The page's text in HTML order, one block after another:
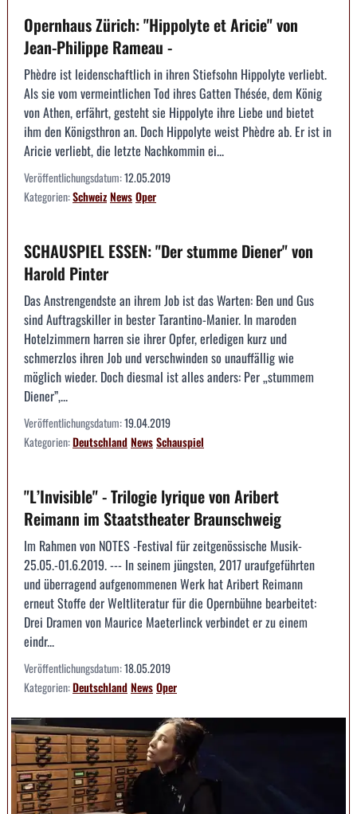
Opernhaus Zürich: "Hippolyte et Aricie" von
Jean-Philippe Rameau -
Phèdre ist leidenschaftlich in ihren Stiefsohn Hippolyte verliebt.
Als sie vom vermeintlichen Tod ihres Gatten Thésée, dem König
von Athen, erfährt, gesteht sie Hippolyte ihre Liebe und bietet
ihm den Königsthron an. Doch Hippolyte weist Phèdre ab. Er ist in
Aricie verliebt, die letzte Nachkommin ei...
Veröffentlichungsdatum:12.05.2019
Kategorien:SchweizNewsOper
SCHAUSPIEL ESSEN: "Der stumme Diener" von
Harold Pinter
Das Anstrengendste an ihrem Job ist das Warten: Ben und Gus
sind Auftragskiller in bester Tarantino-Manier. In maroden
Hotelzimmern harren sie ihrer Opfer, erledigen kurz und
schmerzlos ihren Job und verschwinden so unauffällig wie
möglich wieder. Doch diesmal ist alles anders: Per „stummem
Diener”,...
Veröffentlichungsdatum:19.04.2019
Kategorien:DeutschlandNewsSchauspiel
"L’Invisible" - Trilogie lyrique von Aribert
Reimann im Staatstheater Braunschweig
Im Rahmen von NOTES -Festival für zeitgenössische Musik-
25.05.-01.6.2019. --- In seinem jüngsten, 2017 uraufgeführten
und überragend aufgenommenen Werk hat Aribert Reimann
erneut Stoffe der Weltliteratur für die Opernbühne bearbeitet:
Drei Dramen von Maurice Maeterlinck verbindet er zu einem
eindr...
Veröffentlichungsdatum:18.05.2019
Kategorien:DeutschlandNewsOper